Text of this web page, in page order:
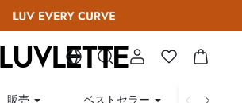
販売 ベストセラー 曲線